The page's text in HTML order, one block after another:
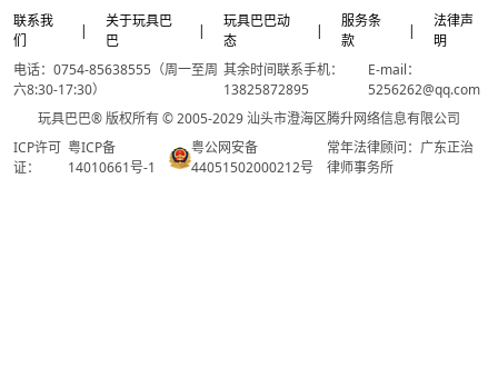
联系我
们
|
关于玩具巴
巴
|
玩具巴巴动
态
|
服务条
款
|
法律声
明
电话：0754-85638555（周一至周
六8:30-17:30）
其余时间联系手机：
13825872895
E-mail：
5256262@qq.com
玩具巴巴® 版权所有 © 2005-2029 汕头市澄海区腾升网络信息有限公司
ICP许可
证：
粤ICP备
14010661号-1
粤公网安备
44051502000212号
常年法律顾问：广东正治
律师事务所